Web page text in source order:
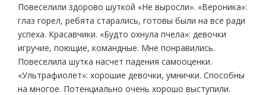
Повеселили здорово шуткой «Не выросли». «Вероника»:
глаз горел, ребята старались, готовы были на все ради
успеха. Красавчики. «Будто охнула пчела»: девочки
игручие, поющие, командные. Мне понравились.
Повеселила шутка насчет падения самооценки.
«Ультрафиолет»: хорошие девочки, умнички. Способны
на многое. Потенциально очень хорошо выступили.